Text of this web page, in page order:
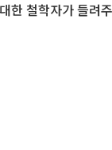
한 철학자가 들려